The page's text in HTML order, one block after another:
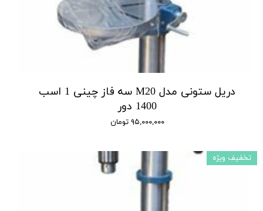
دریل ستونی مدل M20 سه فاز چینی 1 اسب
1400 دور
۹۵,۰۰۰,۰۰۰ تومان
تخفیف ویژه